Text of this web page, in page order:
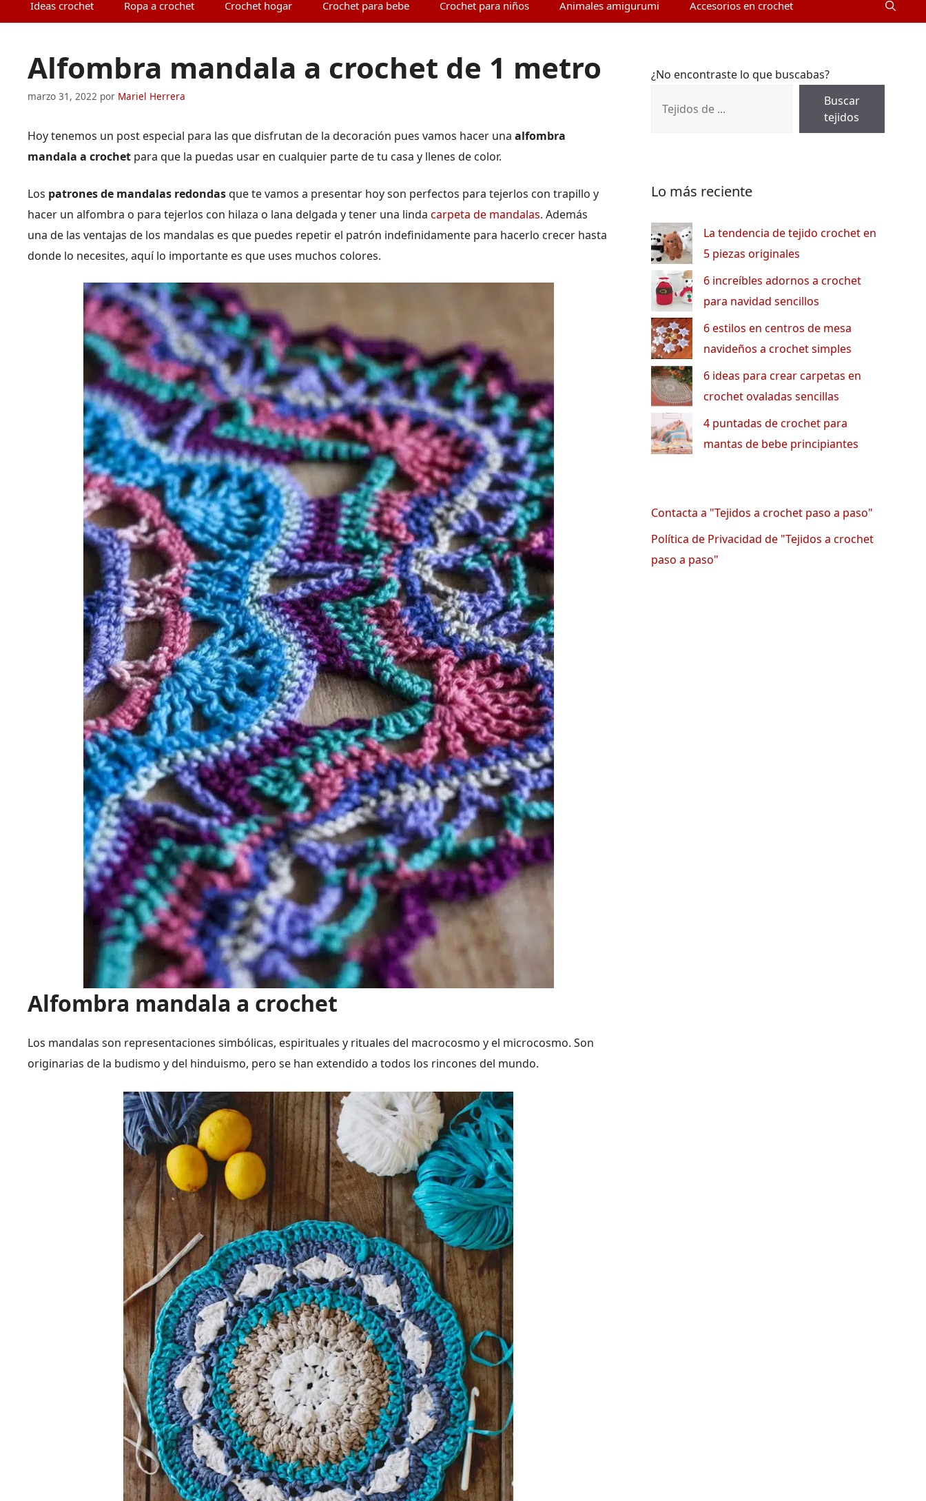
Ideas crochet Ropa a crochet Crochet hogar Crochet para bebe Crochet para niños Animales amigurumi Accesorios en crochet
Alfombra mandala a crochet de 1 metro
marzo 31, 2022 por Mariel Herrera
Hoy tenemos un post especial para las que disfrutan de la decoración pues vamos hacer una alfombra
mandala a crochet para que la puedas usar en cualquier parte de tu casa y llenes de color.
Los patrones de mandalas redondasque te vamos a presentar hoy son perfectos para tejerlos con trapillo y
hacer un alfombra o para tejerlos con hilaza o lana delgada y tener una linda carpeta de mandalas. Además
una de las ventajas de los mandalas es que puedes repetir el patrón indefinidamente para hacerlo crecer hasta
donde lo necesites, aquí lo importante es que uses muchos colores.
Alfombra mandala a crochet
Los mandalas son representaciones simbólicas, espirituales y rituales del macrocosmo y el microcosmo. Son
originarias de la budismo y del hinduismo, pero se han extendido a todos los rincones del mundo.
¿No encontraste lo que buscabas?
Buscar
tejidos
Lo más reciente
La tendencia de tejido crochet en
5 piezas originales
6 increíbles adornos a crochet
para navidad sencillos
6 estilos en centros de mesa
navideños a crochet simples
6 ideas para crear carpetas en
crochet ovaladas sencillas
4 puntadas de crochet para
mantas de bebe principiantes
Contacta a "Tejidos a crochet paso a paso"
Política de Privacidad de "Tejidos a crochet
paso a paso"